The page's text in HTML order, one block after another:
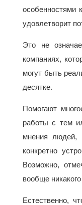
особенностями
удовлетворит
Это не
компаниях,
могут быть
десятке.
Помогают
работы с тем
мнения людей,
конкретно
Возможно,
вообще
Естественно,